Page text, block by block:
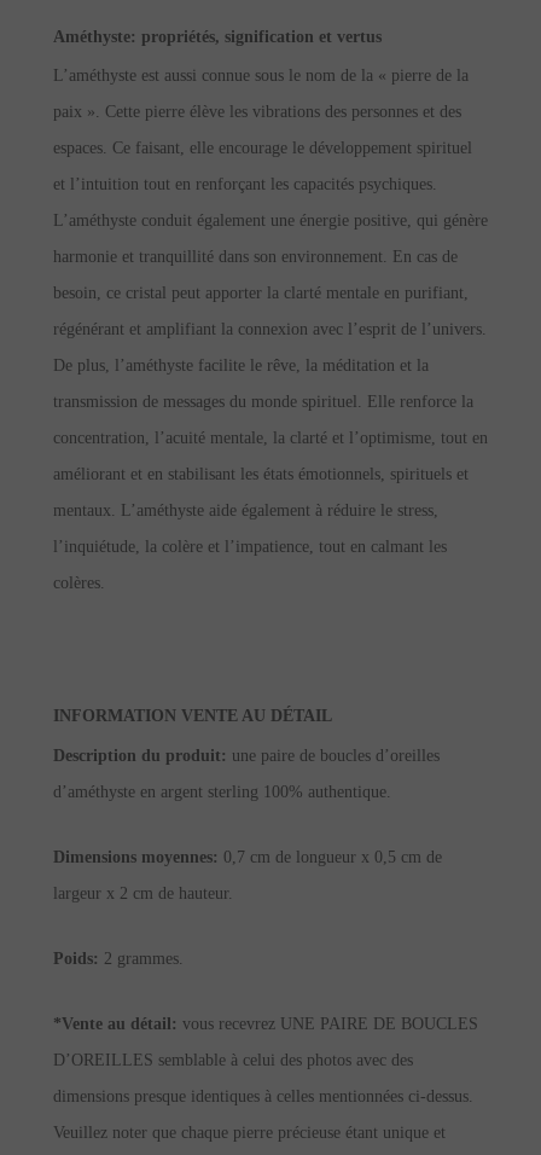
Améthyste: propriétés, signification et vertus
L’améthyste est aussi connue sous le nom de la « pierre de la
paix ». Cette pierre élève les vibrations des personnes et des
espaces. Ce faisant, elle encourage le développement spirituel
et l’intuition tout en renforçant les capacités psychiques.
L’améthyste conduit également une énergie positive, qui génère
harmonie et tranquillité dans son environnement. En cas de
besoin, ce cristal peut apporter la clarté mentale en purifiant,
régénérant et amplifiant la connexion avec l’esprit de l’univers.
De plus, l’améthyste facilite le rêve, la méditation et la
transmission de messages du monde spirituel. Elle renforce la
concentration, l’acuité mentale, la clarté et l’optimisme, tout en
améliorant et en stabilisant les états émotionnels, spirituels et
mentaux. L’améthyste aide également à réduire le stress,
l’inquiétude, la colère et l’impatience, tout en calmant les
colères.
INFORMATION VENTE AU DÉTAIL
Description du produit: une paire de boucles d’oreilles
d’améthyste en argent sterling 100% authentique.
Dimensions moyennes: 0,7 cm de longueur x 0,5 cm de
largeur x 2 cm de hauteur.
Poids: 2 grammes.
*Vente au détail: vous recevrez UNE PAIRE DE BOUCLES
D’OREILLES semblable à celui des photos avec des
dimensions presque identiques à celles mentionnées ci-dessus.
Veuillez noter que chaque pierre précieuse étant unique et